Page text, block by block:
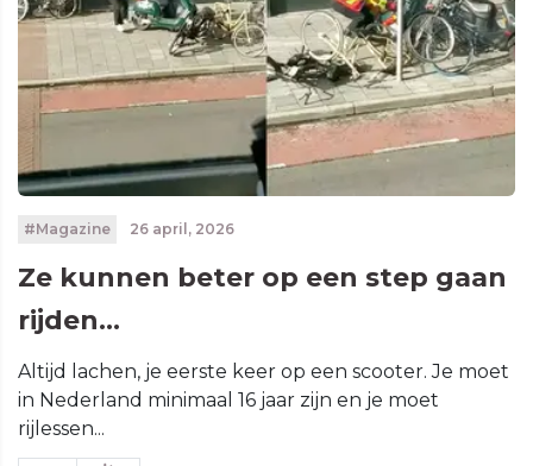
#Magazine 26 april, 2026
Ze kunnen beter op een step gaan
rijden...
Altijd lachen, je eerste keer op een scooter. Je moet
in Nederland minimaal 16 jaar zijn en je moet
rijlessen...